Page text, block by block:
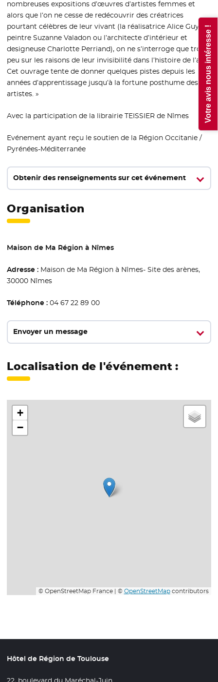
nombreuses expositions d’œuvres d’artistes femmes et
alors que l’on ne cesse de redécouvrir des créatrices
pourtant célèbres de leur vivant (la réalisatrice Alice Guy, la
peintre Suzanne Valadon ou l’architecte d’intérieur et
designeuse Charlotte Perriand), on ne s’interroge que trop
peu sur les raisons de leur invisibilité dans l’histoire de l’art.
Cet ouvrage tente de donner quelques pistes depuis les
années d’apprentissage jusqu’à la fortune posthume des
artistes. »
Avec la participation de la librairie TEISSIER de Nîmes
Evénement ayant reçu le soutien de la Région Occitanie /
Pyrénées-Méditerranée
Obtenir des renseignements sur cet événement
Organisation
Maison de Ma Région à Nîmes
Adresse : Maison de Ma Région à Nîmes- Site des arènes,
30000 Nîmes
Téléphone : 04 67 22 89 00
Envoyer un message
Localisation de l'événement :
+
−
© OpenStreetMap France | © OpenStreetMapcontributors
Hôtel de Région de Toulouse
Votre avis nous intéresse !